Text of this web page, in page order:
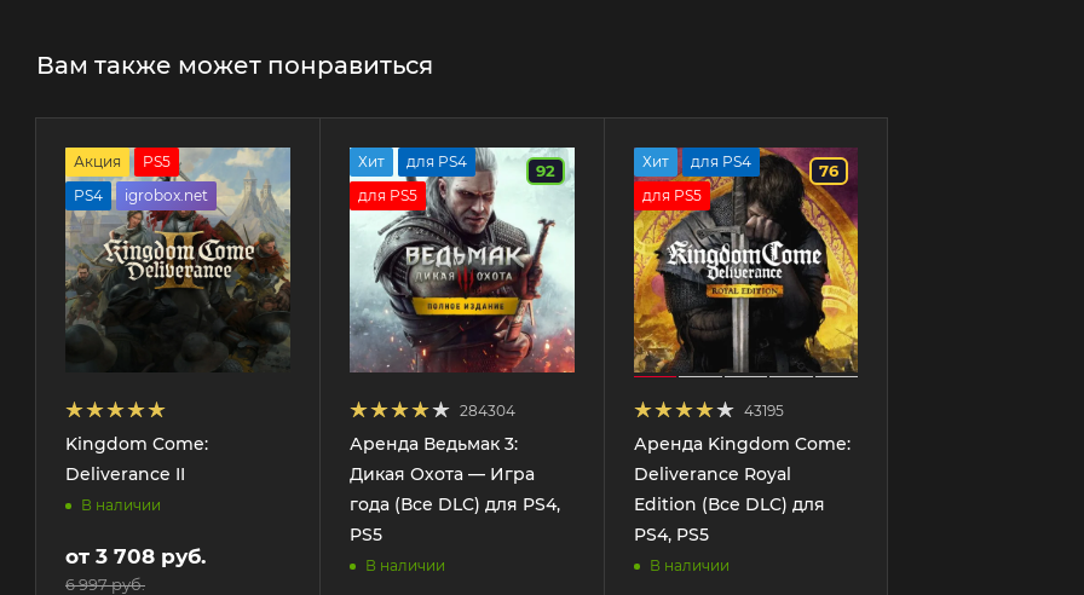
Вам также может понравиться
Акция
PS5
PS4
igrobox.net
Kingdom Come:
Deliverance II
В наличии
от 3 708 руб.
6 997 руб.
Хит
для PS4
для PS5
92
284304
Аренда Ведьмак 3:
Дикая Охота — Игра
года (Все DLC) для PS4,
PS5
В наличии
Хит
для PS4
для PS5
76
43195
Аренда Kingdom Come:
Deliverance Royal
Edition (Все DLC) для
PS4, PS5
В наличии